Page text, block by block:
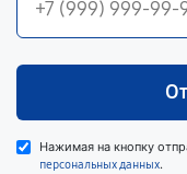
Нажимая на кнопку
персональных данных.